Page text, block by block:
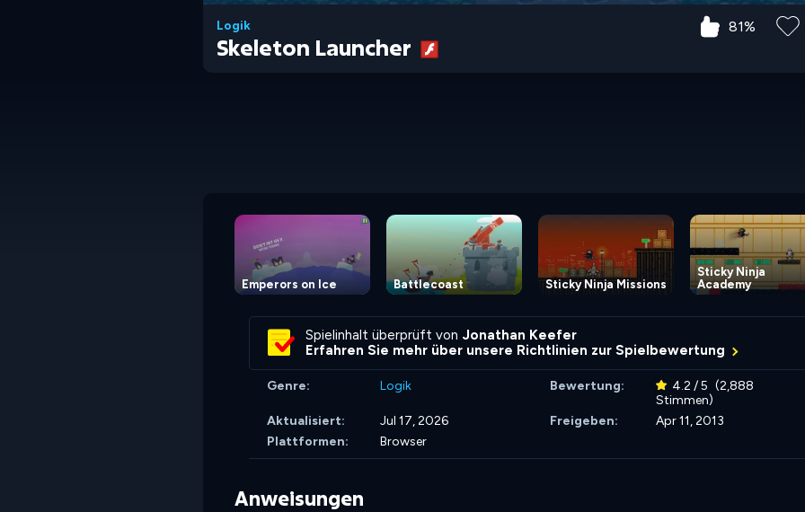
Logik 81%
Skeleton Launcher
Emperors on Ice Battlecoast Sticky Ninja Missions
Sticky Ninja
Academy
Spielinhalt überprüft von Jonathan Keefer
Erfahren Sie mehr über unsere Richtlinien zur Spielbewertung
Genre: Logik Bewertung: 4.2 / 5 (2,888
Stimmen)
Aktualisiert:
Jul 17, 2026 Freigeben:
Apr 11, 2013
Plattformen:
Browser
Anweisungen